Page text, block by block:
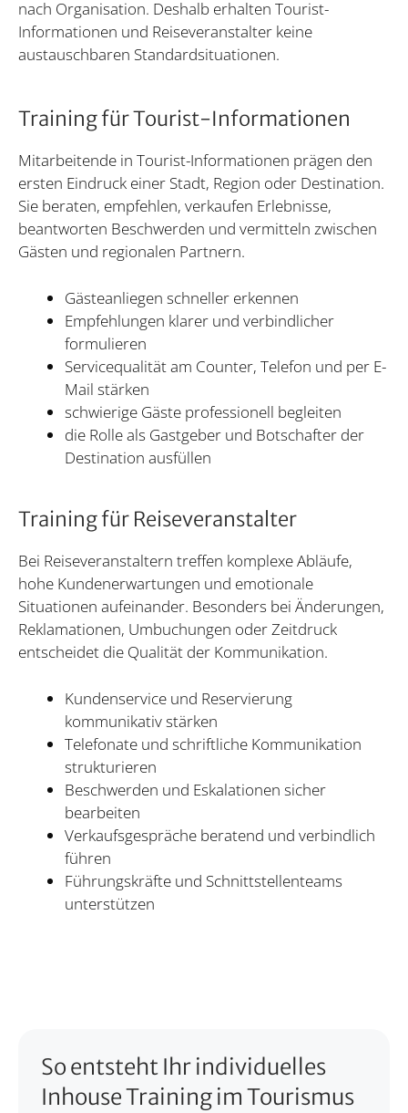
nach Organisation. Deshalb erhalten Tourist-
Informationen und Reiseveranstalter keine
austauschbaren Standardsituationen.
Training für Tourist-Informationen
Mitarbeitende in Tourist-Informationen prägen den
ersten Eindruck einer Stadt, Region oder Destination.
Sie beraten, empfehlen, verkaufen Erlebnisse,
beantworten Beschwerden und vermitteln zwischen
Gästen und regionalen Partnern.
Gästeanliegen schneller erkennen
Empfehlungen klarer und verbindlicher
formulieren
Servicequalität am Counter, Telefon und per E-
Mail stärken
schwierige Gäste professionell begleiten
die Rolle als Gastgeber und Botschafter der
Destination ausfüllen
Training für Reiseveranstalter
Bei Reiseveranstaltern treffen komplexe Abläufe,
hohe Kundenerwartungen und emotionale
Situationen aufeinander. Besonders bei Änderungen,
Reklamationen, Umbuchungen oder Zeitdruck
entscheidet die Qualität der Kommunikation.
Kundenservice und Reservierung
kommunikativ stärken
Telefonate und schriftliche Kommunikation
strukturieren
Beschwerden und Eskalationen sicher
bearbeiten
Verkaufsgespräche beratend und verbindlich
führen
Führungskräfte und Schnittstellenteams
unterstützen
So entsteht Ihr individuelles
Inhouse Training im Tourismus